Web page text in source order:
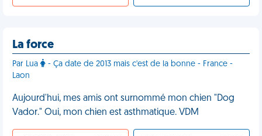
La force
Par Lua
- Ça date de 2013 mais c'est de la bonne - France -
Laon
Aujourd'hui, mes amis ont surnommé mon chien "Dog
Vador." Oui, mon chien est asthmatique. VDM